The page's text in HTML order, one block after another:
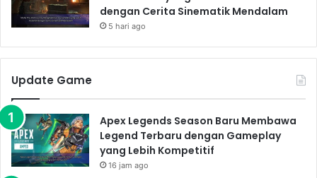
dengan Cerita Sinematik Mendalam
5 hari ago
Update Game
Apex Legends Season Baru Membawa
Legend Terbaru dengan Gameplay
yang Lebih Kompetitif
16 jam ago